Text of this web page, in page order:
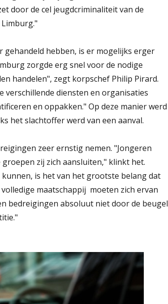
door de cel jeugdcriminaliteit van de
hebben, is er mogelijks erger
zorgde erg snel voor de nodige
handelen", zegt korpschef Philip Pirard.
verschillende diensten en organisaties
en oppakken." Op deze manier werd
het slachtoffer werd van een aanval.
zeer ernstig nemen. "Jongeren
zij zich aansluiten," klinkt het.
is het van het grootste belang dat
maatschappij  moeten zich ervan
bedreigingen absoluut niet door de beugel